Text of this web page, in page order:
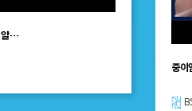
알…
중이